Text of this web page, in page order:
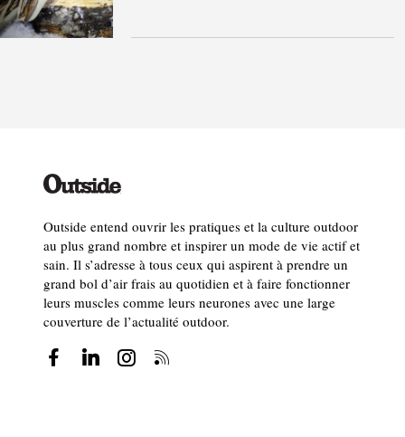
Outside entend ouvrir les pratiques et la culture outdoor
au plus grand nombre et inspirer un mode de vie actif et
sain. Il s’adresse à tous ceux qui aspirent à prendre un
grand bol d’air frais au quotidien et à faire fonctionner
leurs muscles comme leurs neurones avec une large
couverture de l’actualité outdoor.